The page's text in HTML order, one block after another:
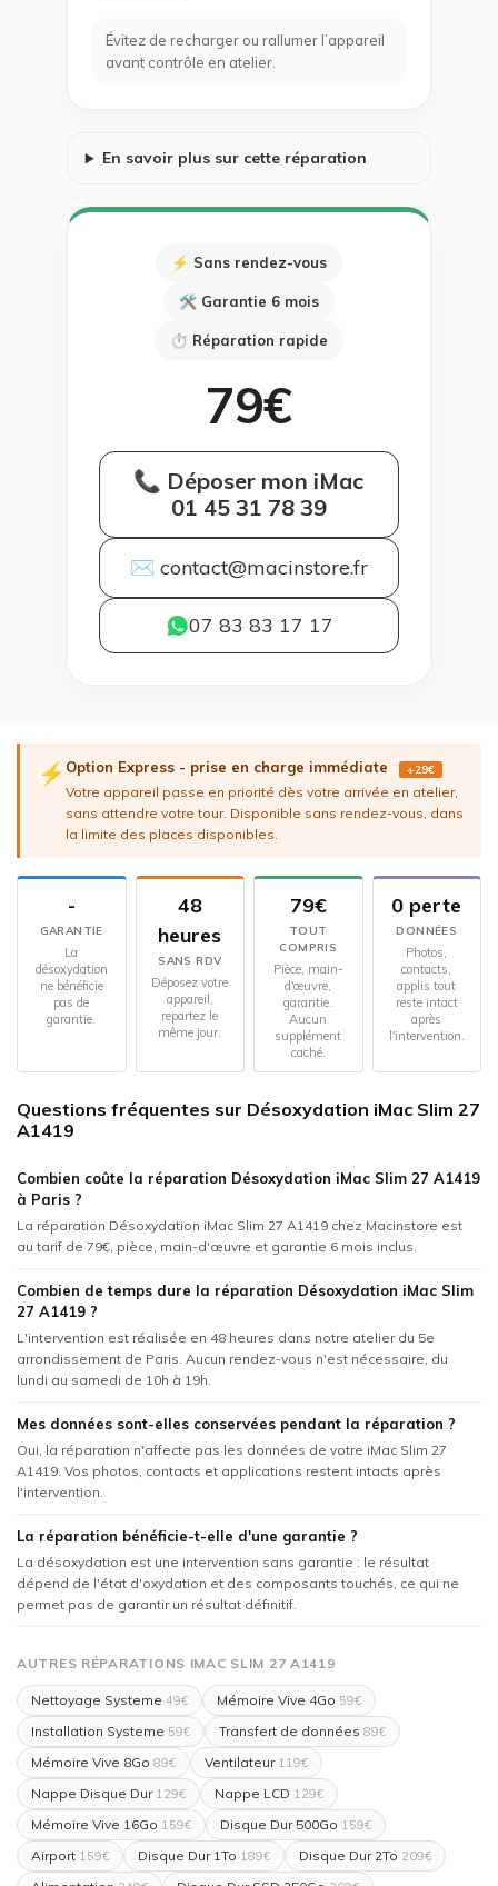
Évitez de recharger ou rallumer l’appareil
avant contrôle en atelier.
En savoir plus sur cette réparation
⚡ Sans rendez-vous
🛠 Garantie 6 mois
⏱ Réparation rapide
79€
📞 Déposer mon iMac
01 45 31 78 39
✉ contact@macinstore.fr
07 83 83 17 17
⚡ Option Express - prise en charge immédiate +29€
Votre appareil passe en priorité dès votre arrivée en atelier,
sans attendre votre tour. Disponible sans rendez-vous, dans
la limite des places disponibles.
-
GARANTIE
La
désoxydation
ne bénéficie
pas de
garantie.
48
heures
SANS RDV
Déposez votre
appareil,
repartez le
même jour.
79€
TOUT
COMPRIS
Pièce, main-
d'œuvre,
garantie.
Aucun
supplément
caché.
0 perte
DONNÉES
Photos,
contacts,
applis tout
reste intact
après
l'intervention.
Questions fréquentes sur Désoxydation iMac Slim 27
A1419
Combien coûte la réparation Désoxydation iMac Slim 27 A1419
à Paris ?
La réparation Désoxydation iMac Slim 27 A1419 chez Macinstore est
au tarif de 79€, pièce, main-d'œuvre et garantie 6 mois inclus.
Combien de temps dure la réparation Désoxydation iMac Slim
27 A1419 ?
L'intervention est réalisée en 48 heures dans notre atelier du 5e
arrondissement de Paris. Aucun rendez-vous n'est nécessaire, du
lundi au samedi de 10h à 19h.
Mes données sont-elles conservées pendant la réparation ?
Oui, la réparation n'affecte pas les données de votre iMac Slim 27
A1419. Vos photos, contacts et applications restent intacts après
l'intervention.
La réparation bénéficie-t-elle d'une garantie ?
La désoxydation est une intervention sans garantie : le résultat
dépend de l'état d'oxydation et des composants touchés, ce qui ne
permet pas de garantir un résultat définitif.
AUTRES RÉPARATIONS IMAC SLIM 27 A1419
Nettoyage Systeme 49€ Mémoire Vive 4Go 59€
Installation Systeme 59€ Transfert de données 89€
Mémoire Vive 8Go 89€ Ventilateur119€
Nappe Disque Dur129€ Nappe LCD 129€
Mémoire Vive 16Go 159€ Disque Dur 500Go 159€
Airport 159€ Disque Dur 1To 189€ Disque Dur 2To 209€